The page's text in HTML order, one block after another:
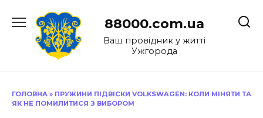
до
88000.com.ua
Ваш провідник у житті
Ужгорода
ГОЛОВНА » ПРУЖИНИ ПІДВІСКИ VOLKSWAGEN: КОЛИ МІНЯТИ ТА
ЯК НЕ ПОМИЛИТИСЯ З ВИБОРОМ